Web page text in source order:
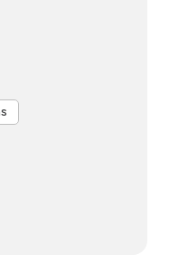
accompagner dans